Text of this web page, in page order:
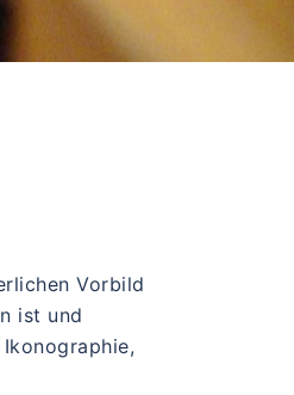
Vorbild
ist und